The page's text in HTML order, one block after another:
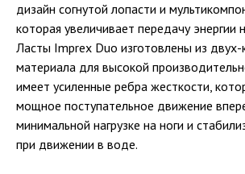
дизайн согнутой лопасти и
которая увеличивает передачу энергии
Ласты Imprex Duo изготовлены из двух-
материала для высокой
имеет усиленные ребра жесткости,
мощное поступательное движение
минимальной нагрузке на ноги и
при движении в воде.